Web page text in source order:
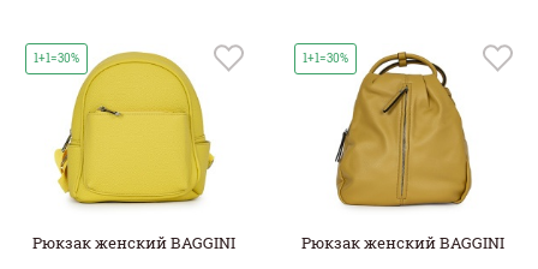
1+1=30%
Рюкзак женский BAGGINI
1+1=30%
Рюкзак женский BAGGINI